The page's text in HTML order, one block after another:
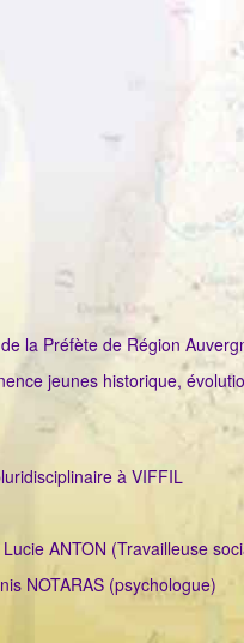
la Préfète de Région
jeunes historique,
à VIFFIL
ANTON (Travailleuse
NOTARAS (psychologue)